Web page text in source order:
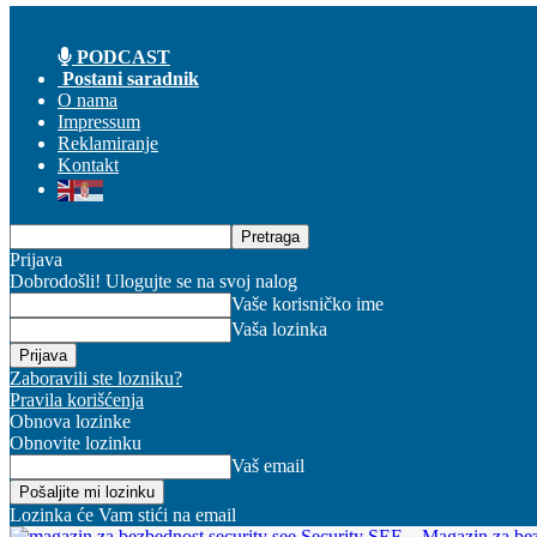
PODCAST
Postani saradnik
O nama
Impressum
Reklamiranje
Kontakt
Prijava
Dobrodošli! Ulogujte se na svoj nalog
Vaše korisničko ime
Vaša lozinka
Zaboravili ste lozniku?
Pravila korišćenja
Obnova lozinke
Obnovite lozinku
Vaš email
Lozinka će Vam stići na email